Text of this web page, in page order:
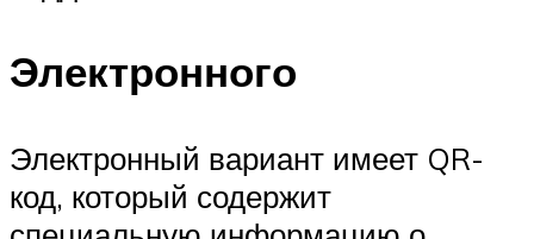
Электронного
Электронный вариант имеет QR-
код, который содержит